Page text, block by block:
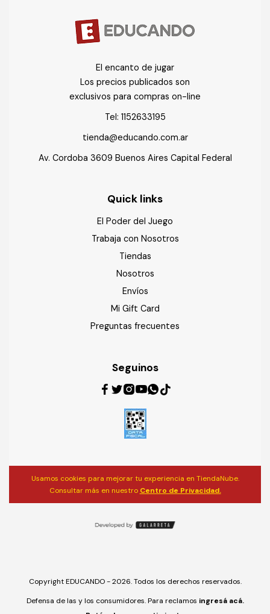
El encanto de jugar
Los precios publicados son
exclusivos para compras on-line
Tel: 1152633195
tienda@educando.com.ar
Av. Cordoba 3609 Buenos Aires Capital Federal
Quick links
El Poder del Juego
Trabaja con Nosotros
Tiendas
Nosotros
Envíos
Mi Gift Card
Preguntas frecuentes
Seguinos
Usamos cookies para mejorar tu experiencia en TiendaNube.
Consultar más en nuestro Centro de Privacidad.
Copyright EDUCANDO - 2026. Todos los derechos reservados.
Defensa de las y los consumidores. Para reclamos ingresá acá.